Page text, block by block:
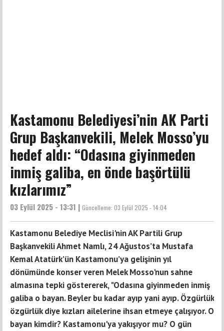
Kastamonu Belediyesi’nin AK Parti
Grup Başkanvekili, Melek Mosso’yu
hedef aldı: “Odasına giyinmeden
inmiş galiba, en önde başörtülü
kızlarımız”
03 Eylül 2025 - 13:31 | Güncelleme: 03 Eylül 2025 - 14:04
Kastamonu Belediye Meclisi'nin AK Partili Grup
Başkanvekili Ahmet Namlı, 24 Ağustos’ta Mustafa
Kemal Atatürk’ün Kastamonu’ya gelişinin yıl
dönümünde konser veren Melek Mosso'nun sahne
almasına tepki göstererek, "Odasına giyinmeden inmiş
galiba o bayan. Beyler bu kadar ayıp yani ayıp. Özgürlük
özgürlük diye kızları ailelerine ihsan etmeye çalışıyor. O
bayan kimdir? Kastamonu'ya yakışıyor mu? O gün